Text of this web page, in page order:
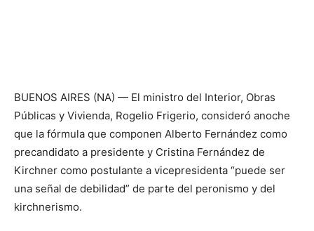
BUENOS AIRES (NA) — El ministro del Interior, Obras
Públicas y Vivienda, Rogelio Frigerio, consideró anoche
que la fórmula que componen Alberto Fernández como
precandidato a presidente y Cristina Fernández de
Kirchner como postulante a vicepresidenta “puede ser
una señal de debilidad” de parte del peronismo y del
kirchnerismo.